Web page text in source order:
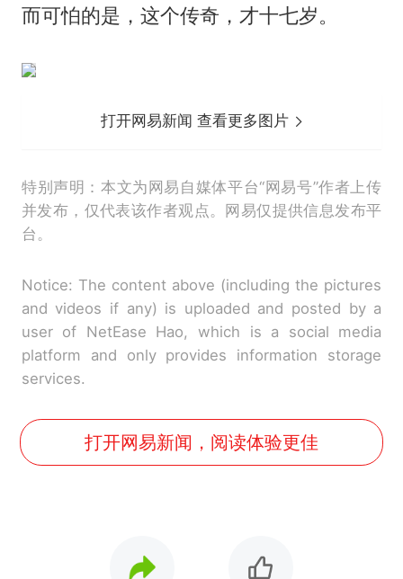
而可怕的是，这个传奇，才十七岁。
打开网易新闻 查看更多图片
特别声明：本文为网易自媒体平台“网易号”作者上传
并发布，仅代表该作者观点。网易仅提供信息发布平
台。
Notice: The content above (including the pictures
and videos if any) is uploaded and posted by a
user of NetEase Hao, which is a social media
platform and only provides information storage
services.
打开网易新闻，阅读体验更佳